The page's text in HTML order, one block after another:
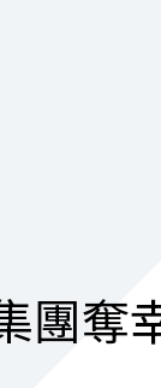
團奪